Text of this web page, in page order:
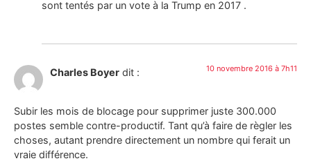
sont tentés par un vote à la Trump en 2017 .
Charles Boyer dit : 10 novembre 2016 à 7h11
Subir les mois de blocage pour supprimer juste 300.000
postes semble contre-productif. Tant qu’à faire de règler les
choses, autant prendre directement un nombre qui ferait un
vraie différence.